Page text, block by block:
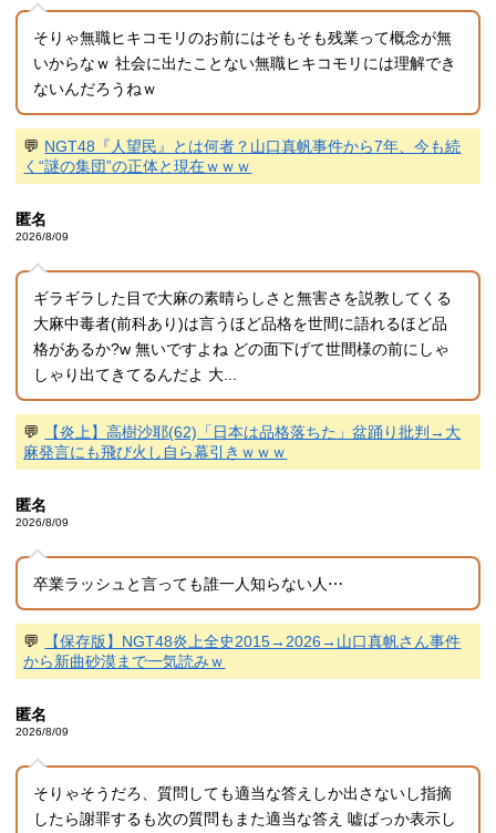
そりゃ無職ヒキコモリのお前にはそもそも残業って概念が無
いからなｗ 社会に出たことない無職ヒキコモリには理解でき
ないんだろうねｗ
💬 NGT48『人望民』とは何者？山口真帆事件から7年、今も続
く“謎の集団”の正体と現在ｗｗｗ
匿名
2026/8/09
ギラギラした目で大麻の素晴らしさと無害さを説教してくる
大麻中毒者(前科あり)は言うほど品格を世間に語れるほど品
格があるか?w 無いですよね どの面下げて世間様の前にしゃ
しゃり出てきてるんだよ 大...
💬
【炎上】高樹沙耶(62)「日本は品格落ちた」盆踊り批判→大
麻発言にも飛び火し自ら幕引きｗｗｗ
匿名
2026/8/09
卒業ラッシュと言っても誰一人知らない人⋯
💬
【保存版】NGT48炎上全史2015→2026→山口真帆さん事件
から新曲砂漠まで一気読みｗ
匿名
2026/8/09
そりゃそうだろ、質問しても適当な答えしか出さないし指摘
したら謝罪するも次の質問もまた適当な答え 嘘ばっか表示し